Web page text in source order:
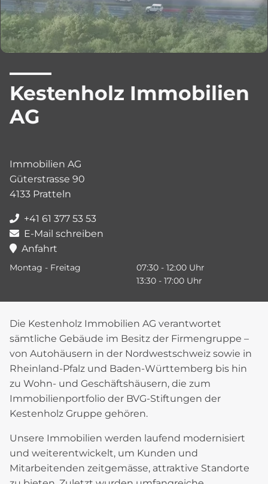
Kestenholz Immobilien
AG
Immobilien AG
Güterstrasse 90
4133 Pratteln
+41 61 377 53 53
E-Mail schreiben
Anfahrt
Montag - Freitag
07:30 - 12:00 Uhr
13:30 - 17:00 Uhr
Die Kestenholz Immobilien AG verantwortet
sämtliche Gebäude im Besitz der Firmengruppe –
von Autohäusern in der Nordwestschweiz sowie in
Rheinland-Pfalz und Baden-Württemberg bis hin
zu Wohn- und Geschäftshäusern, die zum
Immobilienportfolio der BVG-Stiftungen der
Kestenholz Gruppe gehören.
Unsere Immobilien werden laufend modernisiert
und weiterentwickelt, um Kunden und
Mitarbeitenden zeitgemässe, attraktive Standorte